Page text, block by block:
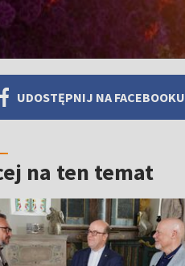
UDOSTĘPNIJ NA FACEBOOKU
na ten temat